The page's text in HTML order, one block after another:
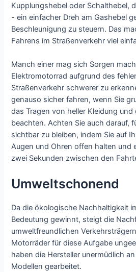
Kupplungshebel oder Schalthebel,
- ein einfacher Dreh am Gashebel
Beschleunigung zu steuern. Das
Fahrens im Straßenverkehr viel
Manch einer mag sich Sorgen
Elektromotorrad aufgrund des
Straßenverkehr schwerer zu
genauso sicher fahren, wenn Sie
das Tragen von heller Kleidung und
beachten. Achten Sie auch darauf,
sichtbar zu bleiben, indem Sie auf
Augen und Ohren offen halten und
zwei Sekunden zwischen den
Umweltschonend
Da die ökologische Nachhaltigkeit
Bedeutung gewinnt, steigt die
umweltfreundlichen
Motorräder für diese Aufgabe
haben die Hersteller unermüdlich
Modellen gearbeitet.